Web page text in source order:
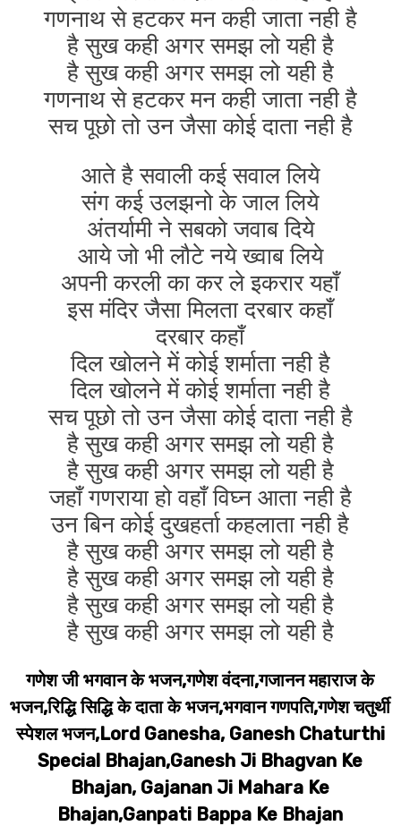
गणनाथ से हटकर मन कही जाता नही है
है सुख कही अगर समझ लो यही है
है सुख कही अगर समझ लो यही है
गणनाथ से हटकर मन कही जाता नही है
सच पूछो तो उन जैसा कोई दाता नही है
आते है सवाली कई सवाल लिये
संग कई उलझनो के जाल लिये
अंतर्यामी ने सबको जवाब दिये
आये जो भी लौटे नये ख्वाब लिये
अपनी करली का कर ले इकरार यहाँ
इस मंदिर जैसा मिलता दरबार कहाँ
दरबार कहाँ
दिल खोलने में कोई शर्माता नही है
दिल खोलने में कोई शर्माता नही है
सच पूछो तो उन जैसा कोई दाता नही है
है सुख कही अगर समझ लो यही है
है सुख कही अगर समझ लो यही है
जहाँ गणराया हो वहाँ विघ्न आता नही है
उन बिन कोई दुखहर्ता कहलाता नही है
है सुख कही अगर समझ लो यही है
है सुख कही अगर समझ लो यही है
है सुख कही अगर समझ लो यही है
है सुख कही अगर समझ लो यही है
गणेश जी भगवान के भजन,गणेश वंदना,गजानन महाराज के
भजन,रिद्धि सिद्धि के दाता के भजन,भगवान गणपति,गणेश चतुर्थी
स्पेशल भजन,Lord Ganesha, Ganesh Chaturthi
Special Bhajan,Ganesh Ji Bhagvan Ke
Bhajan, Gajanan Ji Mahara Ke
Bhajan,Ganpati Bappa Ke Bhajan